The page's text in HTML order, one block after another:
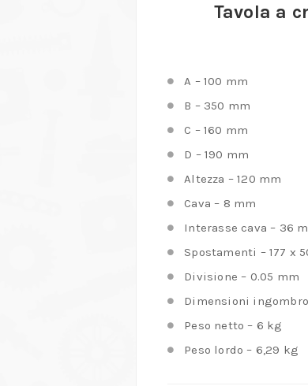
Tavola a
A – 100 mm
B – 350 mm
C – 160 mm
D – 190 mm
Altezza – 120 mm
Cava – 8 mm
Interasse cava – 36
Spostamenti – 177 x
Divisione – 0.05 mm
Dimensioni ingombro
Peso netto – 6 kg
Peso lordo – 6,29 kg